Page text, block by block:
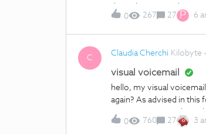
da minha namorada no
tudo numa fatura. Desde
valor superior ao que se
0 267 27 P 6
C
Claudia Cherchi Kilobyte
visual voicemail
hello, my visual
again? As advised in this
customer service that
How did you make it
0 760 27 3